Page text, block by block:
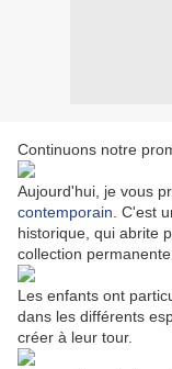
Continuons notre
Aujourd'hui, je vous
contemporain . C'est
historique, qui abrite
collection permanente.
Les enfants ont
dans les différents
créer à leur tour.